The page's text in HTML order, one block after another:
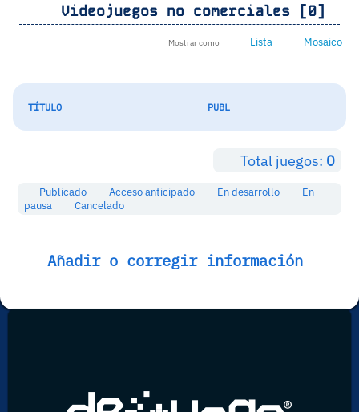
Videojuegos no comerciales [0]
Mostrar como Lista Mosaico
TÍTULO PUBL
Total juegos: 0
Publicado Acceso anticipado En desarrollo
En
pausa
Cancelado
Añadir o corregir información